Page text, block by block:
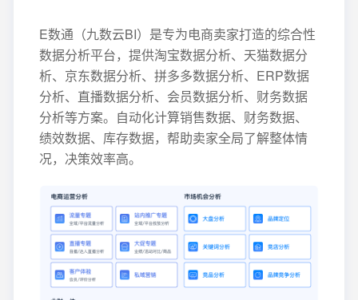
E数通（九数云BI）是专为电商卖家打造的综合性
数据分析平台，提供淘宝数据分析、天猫数据分
析、京东数据分析、拼多多数据分析、ERP数据
分析、直播数据分析、会员数据分析、财务数据
分析等方案。自动化计算销售数据、财务数据、
绩效数据、库存数据，帮助卖家全局了解整体情
况，决策效率高。